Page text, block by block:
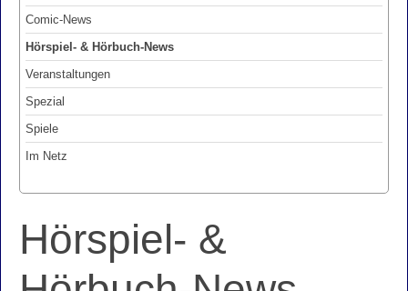
Comic-News
Hörspiel- & Hörbuch-News
Veranstaltungen
Spezial
Spiele
Im Netz
Hörspiel- &